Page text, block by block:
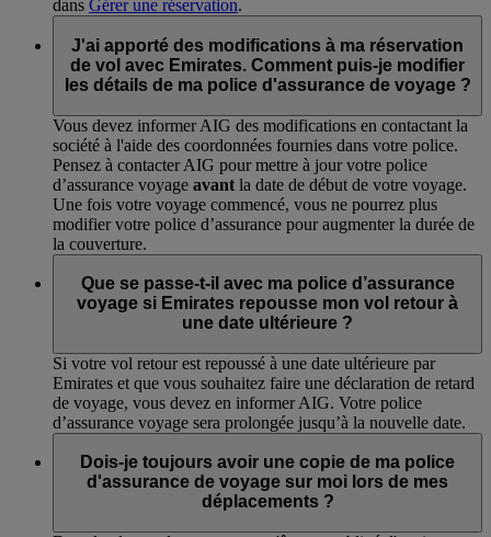
dans Gérer une réservation.
J'ai apporté des modifications à ma réservation
de vol avec Emirates. Comment puis-je modifier
les détails de ma police d'assurance de voyage ?
Vous devez informer AIG des modifications en contactant la
société à l'aide des coordonnées fournies dans votre police.
Pensez à contacter AIG pour mettre à jour votre police
d’assurance voyage avant la date de début de votre voyage.
Une fois votre voyage commencé, vous ne pourrez plus
modifier votre police d’assurance pour augmenter la durée de
la couverture.
Que se passe-t-il avec ma police d’assurance
voyage si Emirates repousse mon vol retour à
une date ultérieure ?
Si votre vol retour est repoussé à une date ultérieure par
Emirates et que vous souhaitez faire une déclaration de retard
de voyage, vous devez en informer AIG. Votre police
d’assurance voyage sera prolongée jusqu’à la nouvelle date.
Dois-je toujours avoir une copie de ma police
d'assurance de voyage sur moi lors de mes
déplacements ?